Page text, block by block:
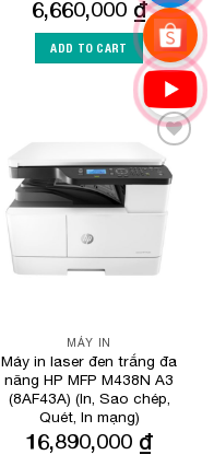
6,660,000 ₫
ADD TO CART
Add to
Wishlist
MÁY IN
Máy in laser đen trắng đa
năng HP MFP M438N A3
(8AF43A) (In, Sao chép,
Quét, In mạng)
16,890,000 ₫